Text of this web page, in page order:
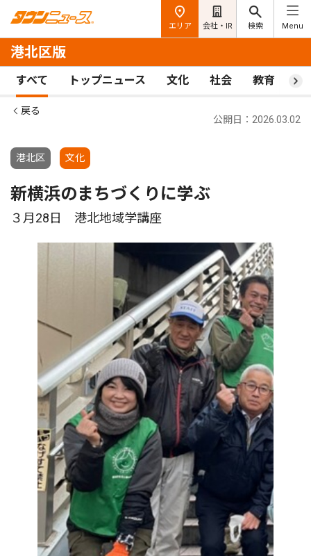
エリア 会社・IR 検索 Menu
港北区版
すべて トップニュース 文化 社会 教育 ス
戻る
港北区 文化
公開日：2026.03.02
新横浜のまちづくりに学ぶ
３月28日 港北地域学講座